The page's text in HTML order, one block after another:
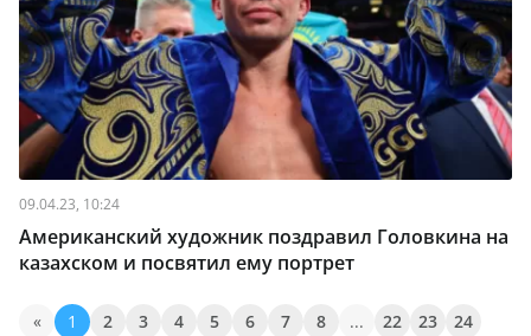
09.04.23, 10:24
Американский художник поздравил Головкина на
казахском и посвятил ему портрет
« 1 2 3 4 5 6 7 8 ... 22 23 24